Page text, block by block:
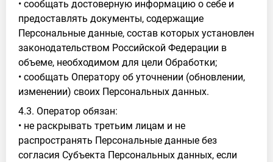
• сообщать достоверную информацию о себе и
предоставлять документы, содержащие
Персональные данные, состав которых установлен
законодательством Российской Федерации в
объеме, необходимом для цели Обработки;
• сообщать Оператору об уточнении (обновлении,
изменении) своих Персональных данных.
4.3. Оператор обязан:
• не раскрывать третьим лицам и не
распространять Персональные данные без
согласия Субъекта Персональных данных, если